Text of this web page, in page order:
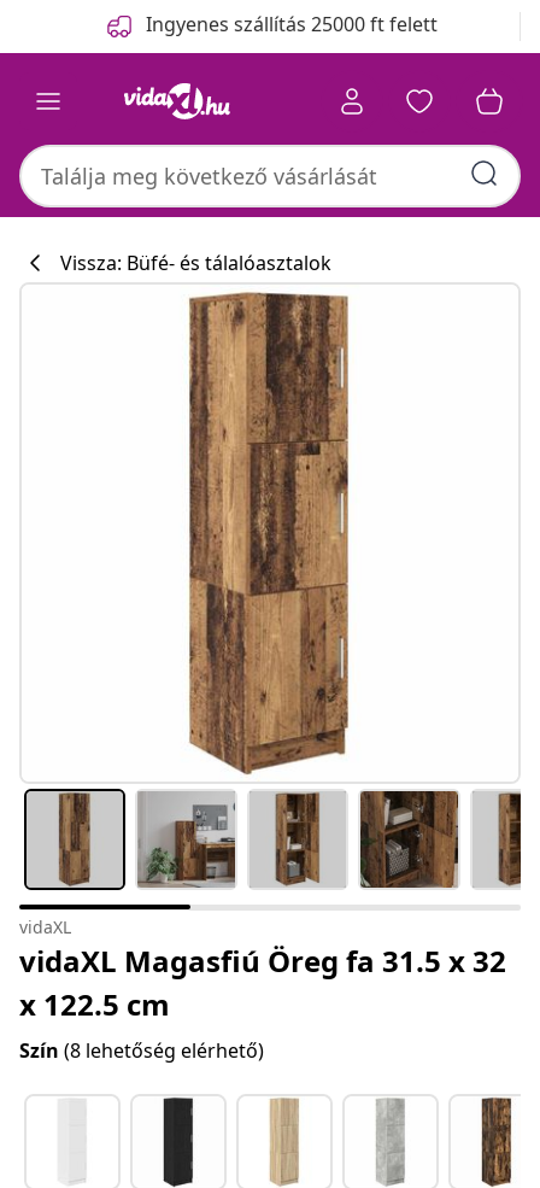
Ingyenes szállítás 25000 ft felett
Vissza: Büfé- és tálalóasztalok
vidaXL
vidaXL Magasfiú Öreg fa 31.5 x 32
x 122.5 cm
Szín (8 lehetőség elérhető)